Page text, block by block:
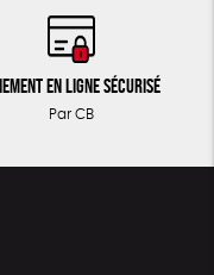
en ligne sécurisé
Par CB